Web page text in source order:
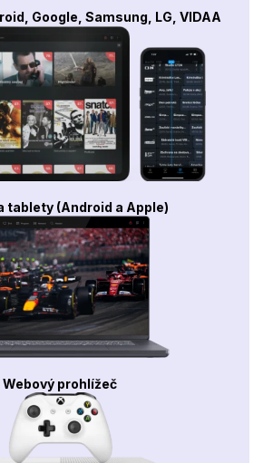
Google, Samsung, LG, VIDAA
tablety (Android a Apple)
Webový prohlížeč